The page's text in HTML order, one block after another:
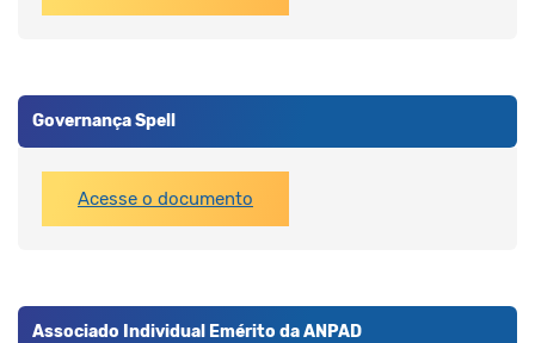
Governança Spell
Acesse o documento
Associado Individual Emérito da ANPAD